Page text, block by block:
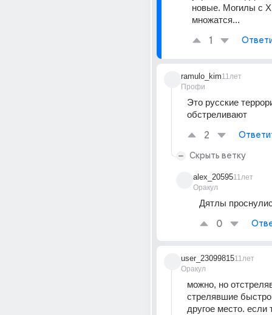
новые. Могилы с
множатся...
1
ramulo_kim
Профи
11лет
Это русские
обстреливают
2
Скрыть ветку
alex_20595
Оракул
11лет
Дятлы
0
user_23099815
Оракул
11лет
можно, но
стрелявшие
другое место. если